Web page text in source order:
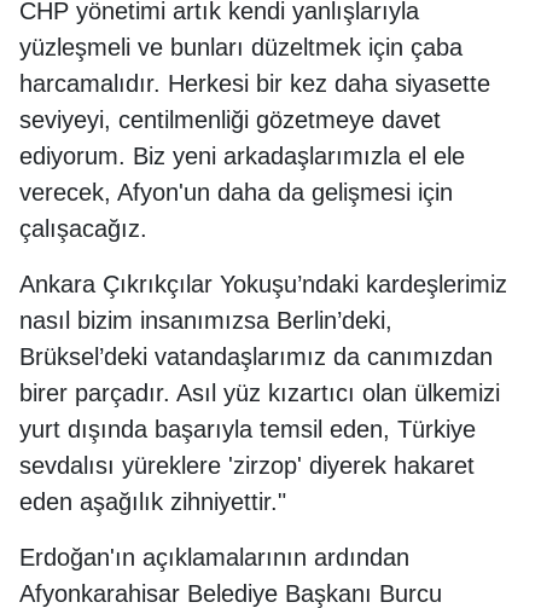
CHP yönetimi artık kendi yanlışlarıyla
yüzleşmeli ve bunları düzeltmek için çaba
harcamalıdır. Herkesi bir kez daha siyasette
seviyeyi, centilmenliği gözetmeye davet
ediyorum. Biz yeni arkadaşlarımızla el ele
verecek, Afyon'un daha da gelişmesi için
çalışacağız.
Ankara Çıkrıkçılar Yokuşu’ndaki kardeşlerimiz
nasıl bizim insanımızsa Berlin’deki,
Brüksel’deki vatandaşlarımız da canımızdan
birer parçadır. Asıl yüz kızartıcı olan ülkemizi
yurt dışında başarıyla temsil eden, Türkiye
sevdalısı yüreklere 'zirzop' diyerek hakaret
eden aşağılık zihniyettir."
Erdoğan'ın açıklamalarının ardından
Afyonkarahisar Belediye Başkanı Burcu